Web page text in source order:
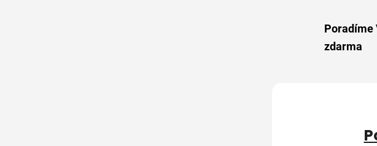
Poradíme
zdarma